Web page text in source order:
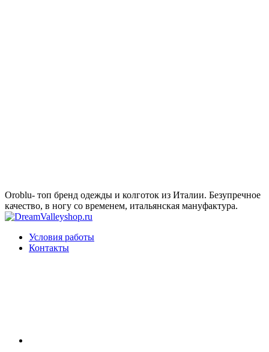
Oroblu- топ бренд одежды и колготок из Италии. Безупречное
качество, в ногу со временем, итальянская мануфактура.
Условия работы
Контакты